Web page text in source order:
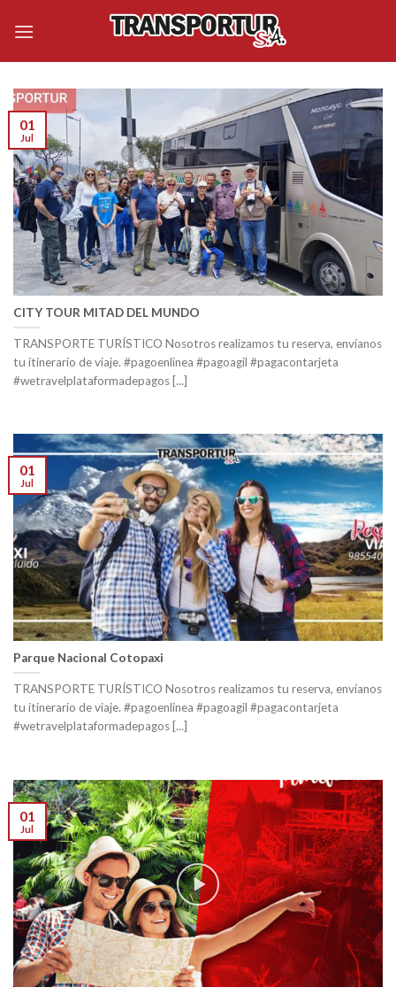
CITY TOUR MITAD DEL MUNDO
TRANSPORTE TURÍSTICO Nosotros realizamos tu reserva, envíanos
tu itinerario de viaje. #pagoenlinea #pagoagil #pagacontarjeta
#wetravelplataformadepagos [...]
01
Jul
Parque Nacional Cotopaxi
TRANSPORTE TURÍSTICO Nosotros realizamos tu reserva, envíanos
tu itinerario de viaje. #pagoenlinea #pagoagil #pagacontarjeta
#wetravelplataformadepagos [...]
01
Jul
01
Jul